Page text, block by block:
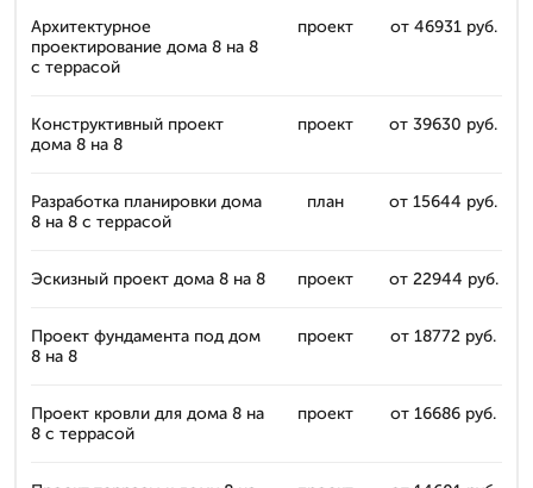
Архитектурное
проектирование дома 8 на 8
с террасой
проект от 46931 руб.
Конструктивный проект
дома 8 на 8
проект от 39630 руб.
Разработка планировки дома
8 на 8 с террасой
план от 15644 руб.
Эскизный проект дома 8 на 8 проект от 22944 руб.
Проект фундамента под дом
8 на 8
проект от 18772 руб.
Проект кровли для дома 8 на
8 с террасой
проект от 16686 руб.